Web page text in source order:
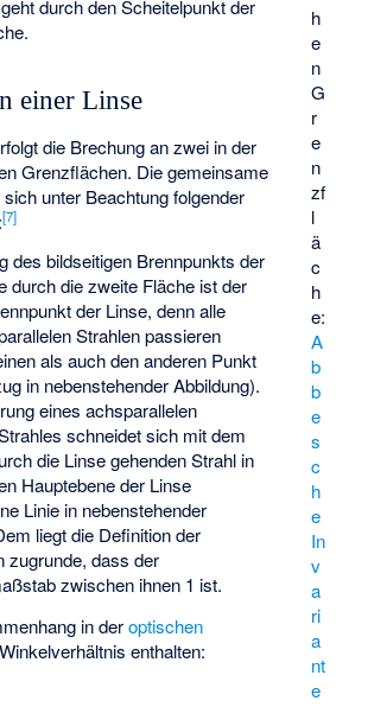
h
e
n
G
r
e
n
zf
l
ä
c
h
e:
A
b
b
e
s
c
h
e
In
v
a
ri
a
nt
e
geht durch den Scheitelpunktder
einer Linse
die Brechung an zwei in der
Grenzflächen. Die gemeinsame
unter Beachtung folgender
[7]
des bildseitigen Brennpunkts der
durch die zweite Fläche ist der
der Linse, denn alle
Strahlen passieren
als auch den anderen Punkt
in nebenstehender Abbildung).
eines achsparallelen
schneidet sich mit dem
die Linse gehenden Strahl in
Hauptebene der Linse
Linie in nebenstehender
liegt die Definition der
zugrunde, dass der
zwischen ihnen 1 ist.
in deroptischen
enthalten: